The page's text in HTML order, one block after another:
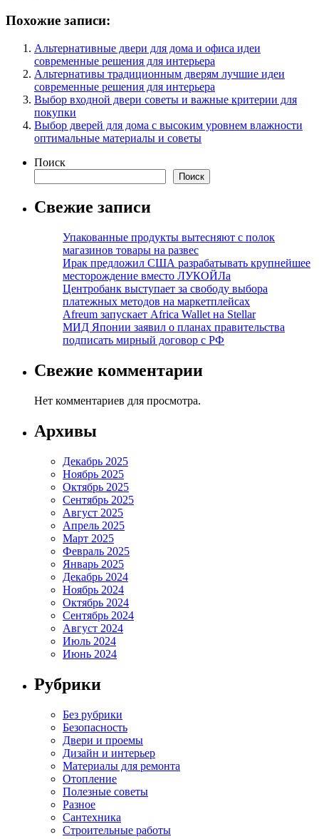
Похожие записи:
Альтернативные двери для дома и офиса идеи
современные решения для интерьера
Альтернативы традиционным дверям лучшие идеи
современные решения для интерьера
Выбор входной двери советы и важные критерии для
покупки
Выбор дверей для дома с высоким уровнем влажности
оптимальные материалы и советы
Поиск
Поиск
Свежие записи
Упакованные продукты вытесняют с полок
магазинов товары на развес
Ирак предложил США разрабатывать крупнейшее
месторождение вместо ЛУКОЙЛа
Центробанк выступает за свободу выбора
платежных методов на маркетплейсах
Afreum запускает Africa Wallet на Stellar
МИД Японии заявил о планах правительства
подписать мирный договор с РФ
Свежие комментарии
Нет комментариев для просмотра.
Архивы
Декабрь 2025
Ноябрь 2025
Октябрь 2025
Сентябрь 2025
Август 2025
Апрель 2025
Март 2025
Февраль 2025
Январь 2025
Декабрь 2024
Ноябрь 2024
Октябрь 2024
Сентябрь 2024
Август 2024
Июль 2024
Июнь 2024
Рубрики
Без рубрики
Безопасность
Двери и проемы
Дизайн и интерьер
Материалы для ремонта
Отопление
Полезные советы
Разное
Сантехника
Строительные работы